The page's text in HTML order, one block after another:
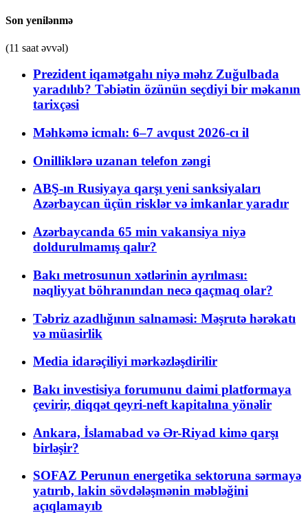
Son yenilənmə
(11 saat əvvəl)
Prezident iqamətgahı niyə məhz Zuğulbada
yaradılıb? Təbiətin özünün seçdiyi bir məkanın
tarixçəsi
Məhkəmə icmalı: 6–7 avqust 2026-cı il
Onilliklərə uzanan telefon zəngi
ABŞ-ın Rusiyaya qarşı yeni sanksiyaları
Azərbaycan üçün risklər və imkanlar yaradır
Azərbaycanda 65 min vakansiya niyə
doldurulmamış qalır?
Bakı metrosunun xətlərinin ayrılması:
nəqliyyat böhranından necə qaçmaq olar?
Təbriz azadlığının salnaməsi: Məşrutə hərəkatı
və müasirlik
Media idarəçiliyi mərkəzləşdirilir
Bakı investisiya forumunu daimi platformaya
çevirir, diqqət qeyri-neft kapitalına yönəlir
Ankara, İslamabad və Ər-Riyad kimə qarşı
birləşir?
SOFAZ Perunun energetika sektoruna sərmayə
yatırıb, lakin sövdələşmənin məbləğini
açıqlamayıb